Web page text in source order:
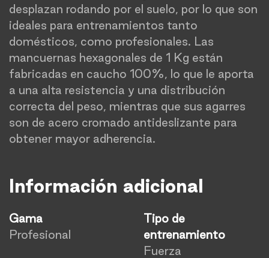
desplazan rodando por el suelo, por lo que son
ideales para entrenamientos tanto
domésticos, como profesionales. Las
mancuernas hexagonales de 1 Kg están
fabricadas en caucho 100%, lo que le aporta
a una alta resistencia y una distribución
correcta del peso, mientras que sus agarres
son de acero cromado antideslizante para
obtener mayor adherencia.
Información adicional
Gama
Profesional
Tipo de
entrenamiento
Fuerza